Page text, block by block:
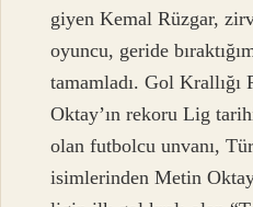
giyen Kemal Rüzgar,
oyuncu, geride
tamamladı. Gol
Oktay’ın rekoru Lig
olan futbolcu unvanı,
isimlerinden Metin